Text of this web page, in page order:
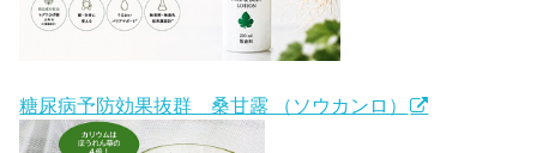
糖尿病予防効果抜群 桑甘露 （ソウカンロ）